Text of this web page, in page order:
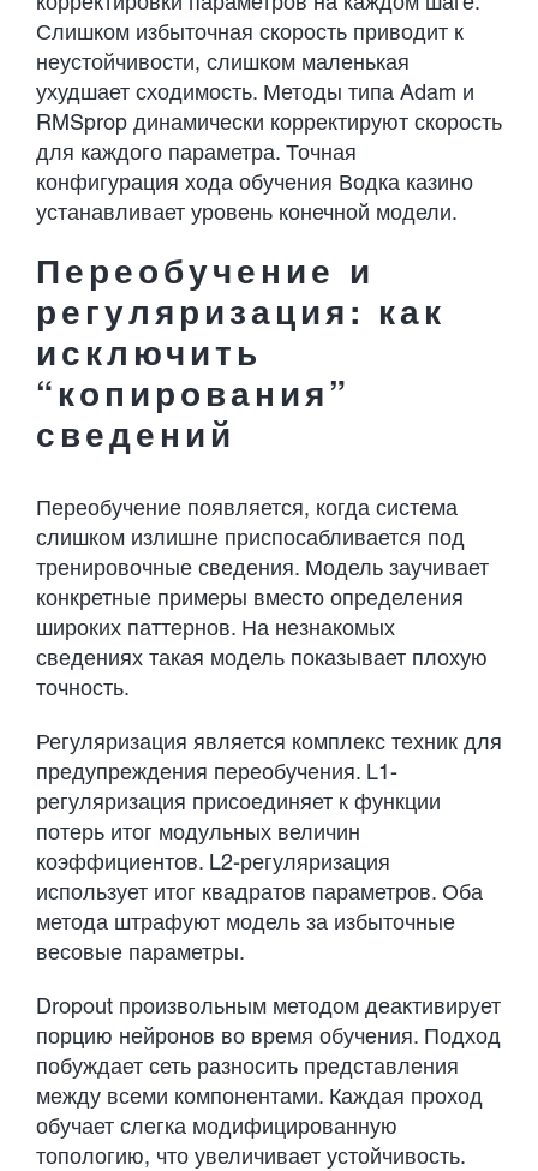
Слишком избыточная скорость приводит к
неустойчивости, слишком маленькая
ухудшает сходимость. Методы типа Adam и
RMSprop динамически корректируют скорость
для каждого параметра. Точная
конфигурация хода обучения Водка казино
устанавливает уровень конечной модели.
Переобучение и
регуляризация: как
исключить
“копирования”
сведений
Переобучение появляется, когда система
слишком излишне приспосабливается под
тренировочные сведения. Модель заучивает
конкретные примеры вместо определения
широких паттернов. На незнакомых
сведениях такая модель показывает плохую
точность.
Регуляризация является комплекс техник для
предупреждения переобучения. L1-
регуляризация присоединяет к функции
потерь итог модульных величин
коэффициентов. L2-регуляризация
использует итог квадратов параметров. Оба
метода штрафуют модель за избыточные
весовые параметры.
Dropout произвольным методом деактивирует
порцию нейронов во время обучения. Подход
побуждает сеть разносить представления
между всеми компонентами. Каждая проход
обучает слегка модифицированную
топологию, что увеличивает устойчивость.